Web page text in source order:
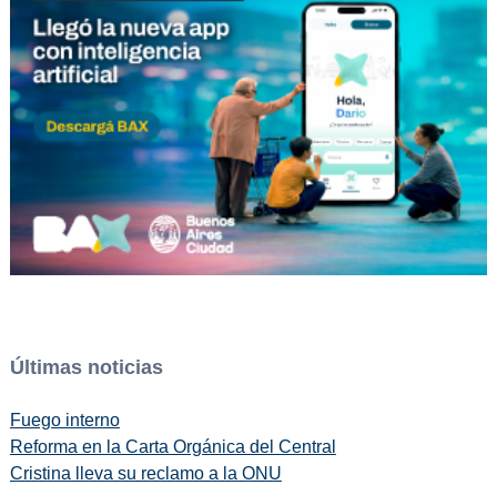
Últimas noticias
Fuego interno
Reforma en la Carta Orgánica del Central
Cristina lleva su reclamo a la ONU